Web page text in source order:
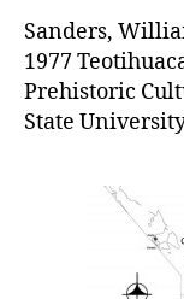
Sanders,
1977
Prehistoric
State